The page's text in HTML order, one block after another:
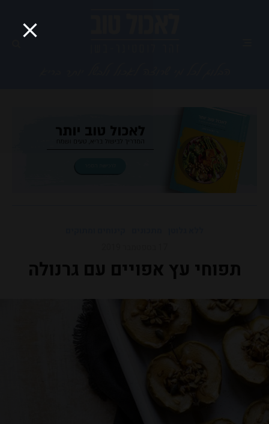
תפוחי עץ אפויים עם גרנולה